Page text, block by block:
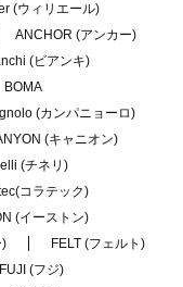
(ウィリエール)
ANCHOR (アンカー)
(ビアンキ)
BOMA
(カンパニョーロ)
(キャニオン)
(チネリ)
コラテック)
(イーストン)
)
FELT (フェルト)
FUJI (フジ)